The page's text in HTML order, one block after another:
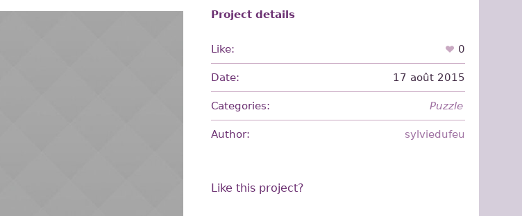
Project details
Like: 0
Date: 17 août 2015
Categories: Puzzle
Author: sylviedufeu
Like this project?